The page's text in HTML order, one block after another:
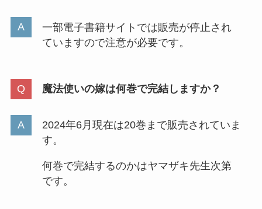
一部電子書籍サイトでは販売が停止され
ていますので注意が必要です。
魔法使いの嫁は何巻で完結しますか？
2024年6月現在は20巻まで販売されていま
す。
何巻で完結するのかはヤマザキ先生次第
です。